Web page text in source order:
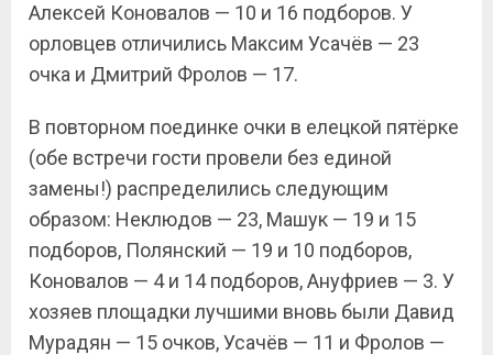
Алексей Коновалов — 10 и 16 подборов. У
орловцев отличились Максим Усачёв — 23
очка и Дмитрий Фролов — 17.
В повторном поединке очки в елецкой пятёрке
(обе встречи гости провели без единой
замены!) распределились следующим
образом: Неклюдов — 23, Машук — 19 и 15
подборов, Полянский — 19 и 10 подборов,
Коновалов — 4 и 14 подборов, Ануфриев — 3. У
хозяев площадки лучшими вновь были Давид
Мурадян — 15 очков, Усачёв — 11 и Фролов —